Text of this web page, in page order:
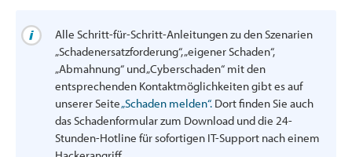
Alle Schritt-für-Schritt-Anleitungen zu den Szenarien
„Schadenersatzforderung“, „eigener Schaden“,
„Abmahnung“ und „Cyberschaden“ mit den
entsprechenden Kontaktmöglichkeiten gibt es auf
unserer Seite„Schaden melden“. Dort finden Sie auch
das Schadenformular zum Download und die 24-
Stunden-Hotline für sofortigen IT-Support nach einem